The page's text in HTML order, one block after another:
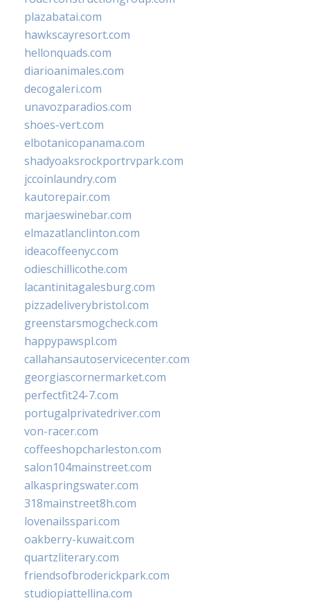
plazabatai.com
hawkscayresort.com
hellonquads.com
diarioanimales.com
decogaleri.com
unavozparadios.com
shoes-vert.com
elbotanicopanama.com
shadyoaksrockportrvpark.com
jccoinlaundry.com
kautorepair.com
marjaeswinebar.com
elmazatlanclinton.com
ideacoffeenyc.com
odieschillicothe.com
lacantinitagalesburg.com
pizzadeliverybristol.com
greenstarsmogcheck.com
happypawspl.com
callahansautoservicecenter.com
georgiascornermarket.com
perfectfit24-7.com
portugalprivatedriver.com
von-racer.com
coffeeshopcharleston.com
salon104mainstreet.com
alkaspringswater.com
318mainstreet8h.com
lovenailsspari.com
oakberry-kuwait.com
quartzliterary.com
friendsofbroderickpark.com
studiopiattellina.com